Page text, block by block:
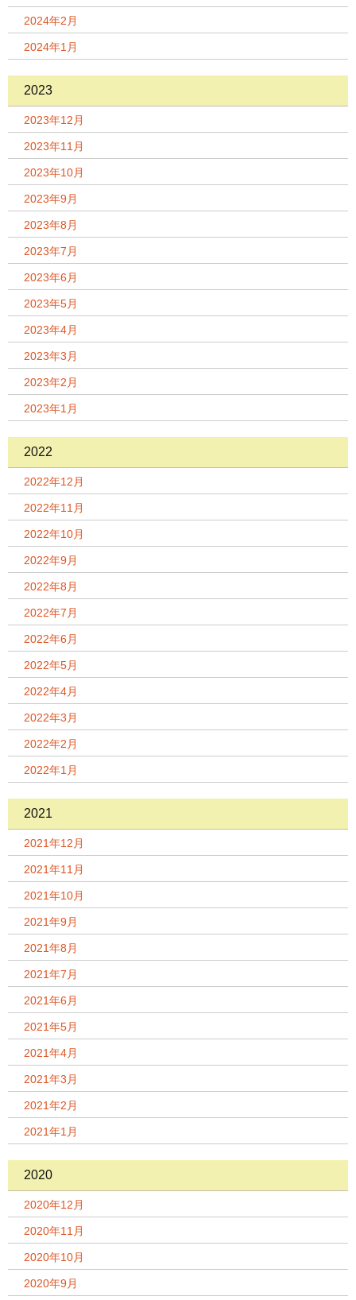
2024年2月
2024年1月
2023
2023年12月
2023年11月
2023年10月
2023年9月
2023年8月
2023年7月
2023年6月
2023年5月
2023年4月
2023年3月
2023年2月
2023年1月
2022
2022年12月
2022年11月
2022年10月
2022年9月
2022年8月
2022年7月
2022年6月
2022年5月
2022年4月
2022年3月
2022年2月
2022年1月
2021
2021年12月
2021年11月
2021年10月
2021年9月
2021年8月
2021年7月
2021年6月
2021年5月
2021年4月
2021年3月
2021年2月
2021年1月
2020
2020年12月
2020年11月
2020年10月
2020年9月